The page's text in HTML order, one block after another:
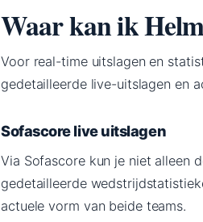
Waar kan ik
Voor real-time uitslagen en
gedetailleerde live-uitslagen en
Sofascore live uitslagen
Via Sofascore kun je niet alleen
gedetailleerde
actuele vorm van beide teams.